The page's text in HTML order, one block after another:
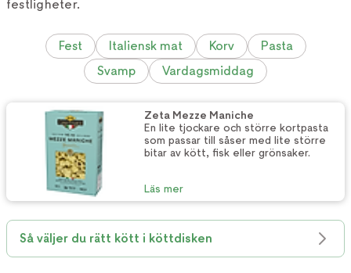
festligheter.
Fest Italiensk mat Korv
Pasta
Svamp
Vardagsmiddag
Zeta Mezze Maniche
En lite tjockare och större kortpasta
som passar till såser med lite större
bitar av kött, fisk eller grönsaker.
Läs mer
Så väljer du rätt kött i köttdisken